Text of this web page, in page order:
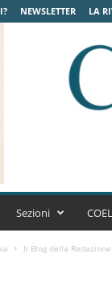
NEWSLETTER LA
C
Sezioni
Il Blog della Redazione